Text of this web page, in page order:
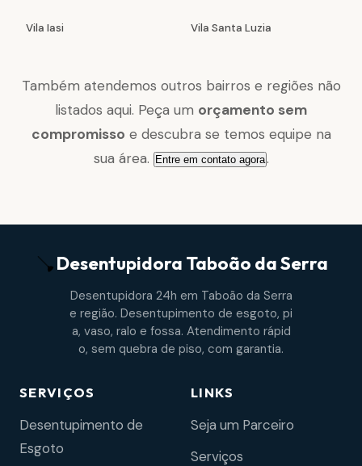
Vila Iasi Vila Santa Luzia
Também atendemos outros bairros e regiões não
listados aqui. Peça um orçamento sem
compromisso e descubra se temos equipe na
sua área.
Entre em contato agora.
Desentupidora Taboão da Serra
Desentupidora 24h em Taboão da Serra
e região. Desentupimento de esgoto, pi
a, vaso, ralo e fossa. Atendimento rápid
o, sem quebra de piso, com garantia.
SERVIÇOS
Desentupimento de
Esgoto
LINKS
Seja um Parceiro
Serviços